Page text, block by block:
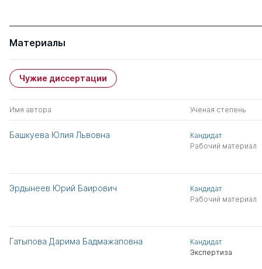
Материалы
Чужие диссертации
Имя автора Ученая степень
Башкуева Юлия Львовна
Кандидат
Рабочий материал
Эрдынеев Юрий Баирович
Кандидат
Рабочий материал
Гатыпова Дарима Бадмажаповна
Кандидат
Экспертиза